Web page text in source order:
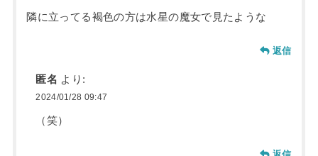
隣に立ってる褐色の方は水星の魔女で見たような
返信
匿名 より:
2024/01/28 09:47
（笑）